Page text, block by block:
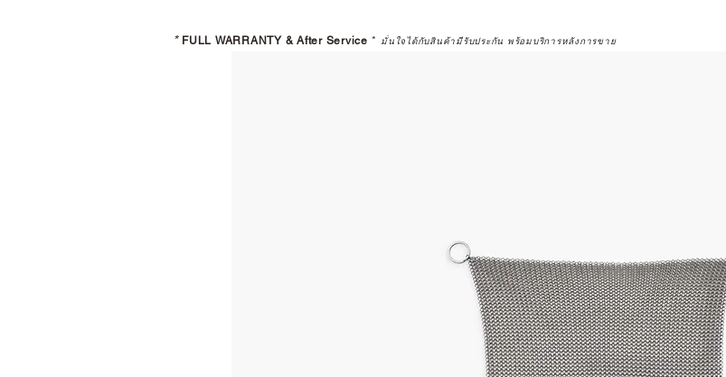
* FULL WARRANTY & After Service * มั่นใจได้กับสินค้ามีรับประกัน พร้อมบริการหลังการขาย